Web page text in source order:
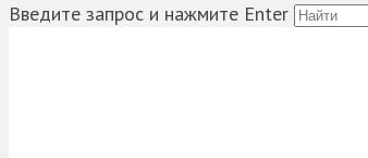
Введите запрос и нажмите Enter